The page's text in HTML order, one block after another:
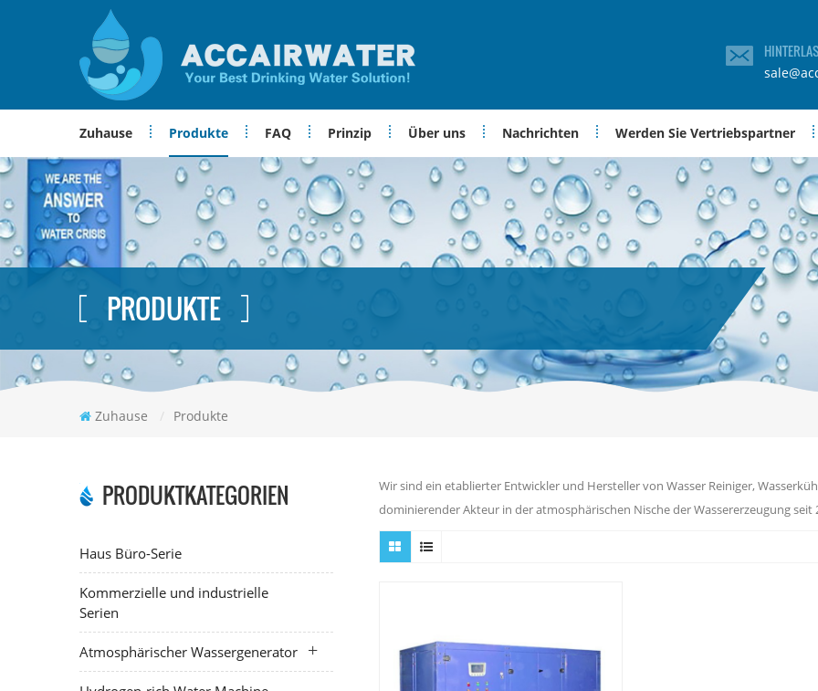
Zuhause Produkte FAQ Prinzip Über uns Nachrichten Werden Sie Vertriebspartner
PRODUKTE
Zuhause / Produkte
PRODUKTKATEGORIEN
Haus Büro-Serie
Kommerzielle und industrielle
Serien
Atmosphärischer Wassergenerator
Wir sind ein etablierter Entwickler und Hersteller von Wasser Reiniger,
dominierender Akteur in der atmosphärischen Nische der Wassererzeugung seit